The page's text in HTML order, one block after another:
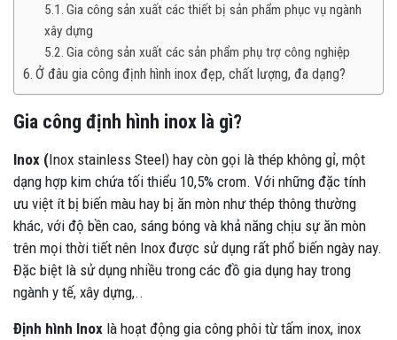
Gia công sản xuất các thiết bị sản phẩm phục vụ ngành
xây dựng
Gia công sản xuất các sản phẩm phụ trợ công nghiệp
Ở đâu gia công định hình inox đẹp, chất lượng, đa dạng?
Gia công định hình inox là gì?
Inox (Inox stainless Steel) hay còn gọi là thép không gỉ, một
dạng hợp kim chứa tối thiểu 10,5% crom. Với những đặc tính
ưu việt ít bị biến màu hay bị ăn mòn như thép thông thường
khác, với độ bền cao, sáng bóng và khả năng chịu sự ăn mòn
trên mọi thời tiết nên Inox được sử dụng rất phổ biến ngày nay.
Đặc biệt là sử dụng nhiều trong các đồ gia dụng hay trong
ngành y tế, xây dựng,..
Định hình Inox là hoạt động gia công phôi từ tấm inox, inox